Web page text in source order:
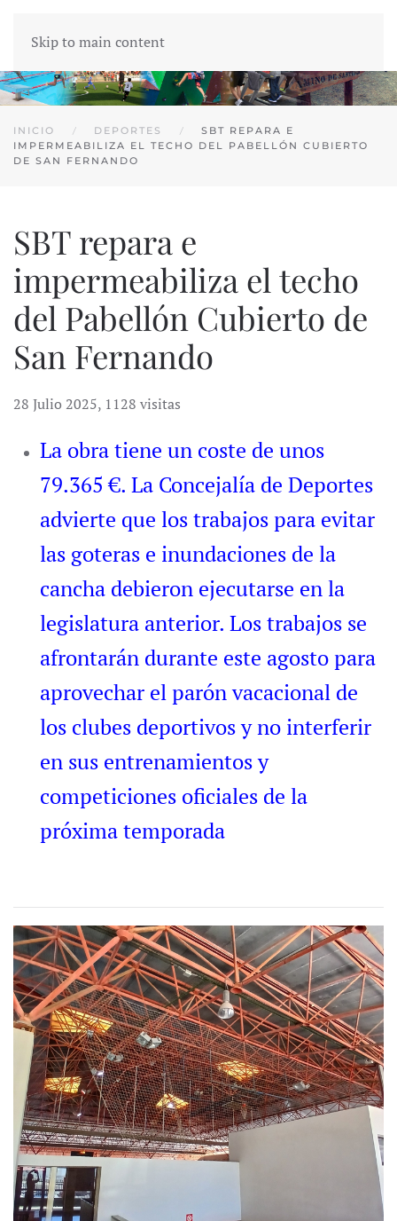
Skip to main content
INICIO DEPORTES
SBT REPARA E
IMPERMEABILIZA EL TECHO DEL PABELLÓN CUBIERTO
DE SAN FERNANDO
SBT repara e
impermeabiliza el techo
del Pabellón Cubierto de
San Fernando
28 Julio 2025, 1128 visitas
La obra tiene un coste de unos
79.365 €. La Concejalía de Deportes
advierte que los trabajos para evitar
las goteras e inundaciones de la
cancha debieron ejecutarse en la
legislatura anterior. Los trabajos se
afrontarán durante este agosto para
aprovechar el parón vacacional de
los clubes deportivos y no interferir
en sus entrenamientos y
competiciones oficiales de la
próxima temporada